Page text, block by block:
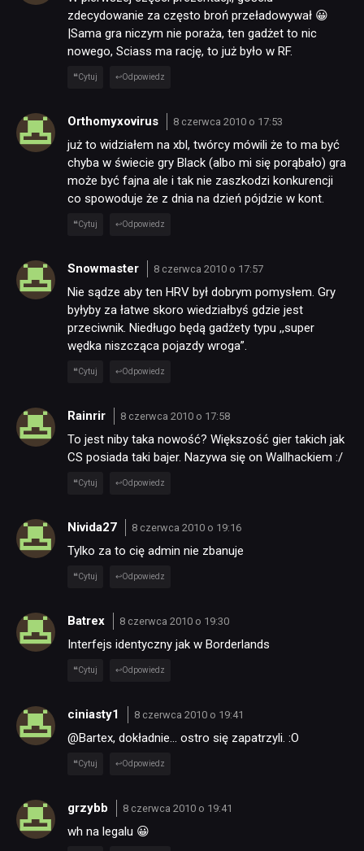
zdecydowanie za często broń przeładowywał 😀
|Sama gra niczym nie poraża, ten gadżet to nic
nowego, Sciass ma rację, to już było w RF.
Cytuj Odpowiedz
Orthomyxovirus 8 czerwca 2010 o 17:53
już to widziałem na xbl, twórcy mówili że to ma być
chyba w świecie gry Black (albo mi się porąbało) gra
może być fajna ale i tak nie zaszkodzi konkurencji
co spowoduje że z dnia na dzień pójdzie w kont.
Cytuj Odpowiedz
Snowmaster 8 czerwca 2010 o 17:57
Nie sądze aby ten HRV był dobrym pomysłem. Gry
byłyby za łatwe skoro wiedziałbyś gdzie jest
przeciwnik. Niedługo będą gadżety typu ,,super
wędka niszcząca pojazdy wroga”.
Cytuj Odpowiedz
Rainrir 8 czerwca 2010 o 17:58
To jest niby taka nowość? Większość gier takich jak
CS posiada taki bajer. Nazywa się on Wallhackiem :/
Cytuj Odpowiedz
Nivida27 8 czerwca 2010 o 19:16
Tylko za to cię admin nie zbanuje
Cytuj Odpowiedz
Batrex 8 czerwca 2010 o 19:30
Interfejs identyczny jak w Borderlands
Cytuj Odpowiedz
ciniasty1 8 czerwca 2010 o 19:41
@Bartex, dokładnie… ostro się zapatrzyli. :O
Cytuj Odpowiedz
grzybb 8 czerwca 2010 o 19:41
wh na legalu 😀